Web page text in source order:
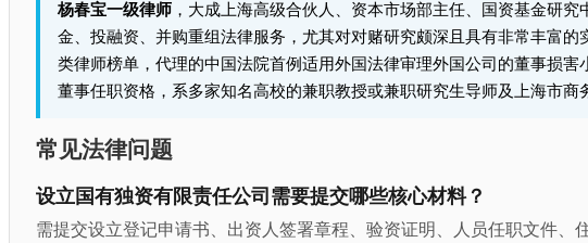
杨春宝一级律师 ，大成上海高级合伙人、资本市场部主任、国资基金研
金、投融资、并购重组法律服务，尤其对对赌研究颇深且具有非常丰富
类律师榜单，代理的中国法院首例适用外国法律审理外国公司的董事损
董事任职资格，系多家知名高校的兼职教授或兼职研究生导师及上海市
常见法律问题
设立国有独资有限责任公司需要提交哪些核心材料？
需提交设立登记申请书、出资人签署章程、验资证明、人员任职文件